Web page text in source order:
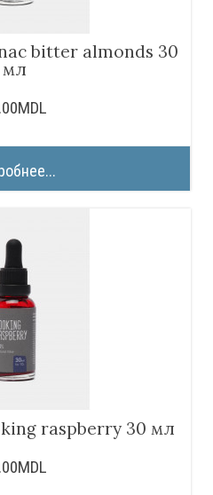
bitter almonds 30
мл
raspberry 30 мл